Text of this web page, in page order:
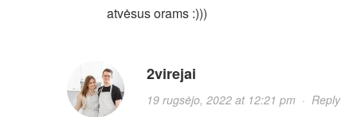
atvėsus orams :)))
2virejai
19 rugsėjo, 2022 at 12:21 pm · Reply